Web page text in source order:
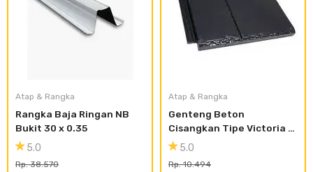
Atap & Rangka
Rangka Baja Ringan NB
Bukit 30 x 0.35
5.0
Rp. 38.570
Atap & Rangka
Genteng Beton
Cisangkan Tipe Victoria
Classic
5.0
Rp. 10.494